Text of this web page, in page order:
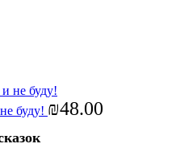
буду! ₪48.00